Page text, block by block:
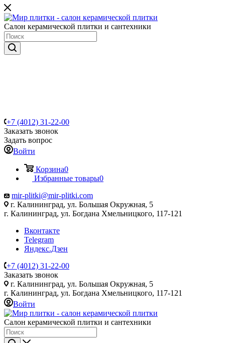
Салон керамической плитки и сантехники
+7 (4012) 31-22-00
Заказать звонок
Задать вопрос
Войти
Корзина0
Избранные товары0
mir-plitki@mir-plitki.com
г. Калининград, ул. Большая Окружная, 5
г. Калининград, ул. Богдана Хмельницкого, 117-121
Вконтакте
Telegram
Яндекс.Дзен
+7 (4012) 31-22-00
Заказать звонок
г. Калининград, ул. Большая Окружная, 5
г. Калининград, ул. Богдана Хмельницкого, 117-121
Войти
Салон керамической плитки и сантехники